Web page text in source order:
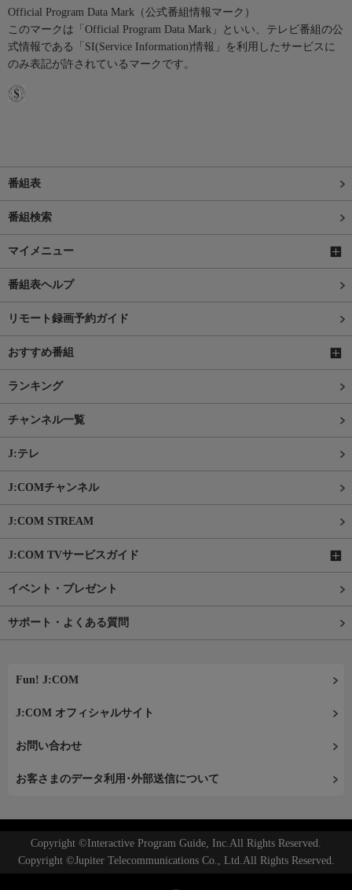
Official Program Data Mark（公式番組情報マーク）
このマークは「Official Program Data Mark」といい、テレビ番組の公
式情報である「SI(Service Information)情報」を利用したサービスに
のみ表記が許されているマークです。
番組表
番組検索
マイメニュー
番組表ヘルプ
リモート録画予約ガイド
おすすめ番組
ランキング
チャンネル一覧
J:テレ
J:COMチャンネル
J:COM STREAM
J:COM TVサービスガイド
イベント・プレゼント
サポート・よくある質問
Fun! J:COM
J:COM オフィシャルサイト
お問い合わせ
お客さまのデータ利用･外部送信について
Copyright ©Interactive Program Guide, Inc.All Rights Reserved.
Copyright ©Jupiter Telecommunications Co., Ltd.All Rights Reserved.